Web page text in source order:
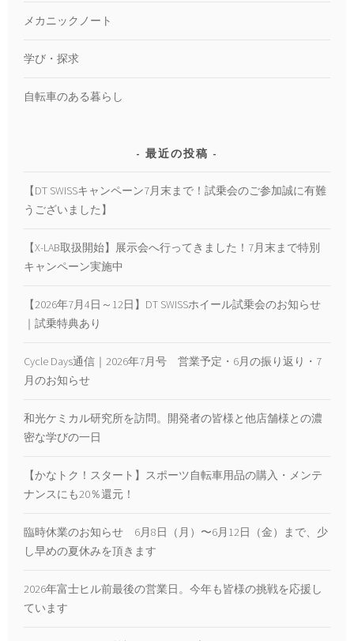
メカニックノート
学び・探求
自転車のある暮らし
最近の投稿
【DT SWISSキャンペーン7月末まで！試乗会のご参加誠に有難
うございました】
【X-LAB取扱開始】展示会へ行ってきました！7月末まで特別
キャンペーン実施中
【2026年7月4日～12日】DT SWISSホイール試乗会のお知らせ
｜試乗特典あり
Cycle Days通信｜2026年7月号 営業予定・6月の振り返り・7
月のお知らせ
和光ケミカル研究所を訪問。開発者の皆様と他店舗様との濃
密な学びの一日
【かなトク！スタート】スポーツ自転車用品の購入・メンテ
ナンスにも20％還元！
臨時休業のお知らせ 6月8日（月）〜6月12日（金）まで、少
し早めの夏休みを頂きます
2026年富士ヒル前最後の営業日。今年も皆様の挑戦を応援し
ています